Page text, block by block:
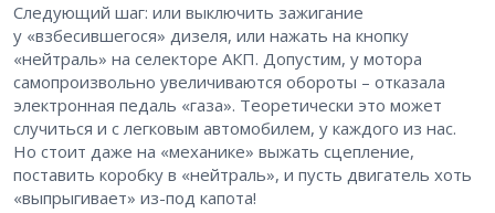
Следующий шаг: или выключить зажигание
у «взбесившегося» дизеля, или нажать на кнопку
«нейтраль» на селекторе АКП. Допустим, у мотора
самопроизвольно увеличиваются обороты – отказала
электронная педаль «газа». Теоретически это может
случиться и с легковым автомобилем, у каждого из нас.
Но стоит даже на «механике» выжать сцепление,
поставить коробку в «нейтраль», и пусть двигатель хоть
«выпрыгивает» из-под капота!